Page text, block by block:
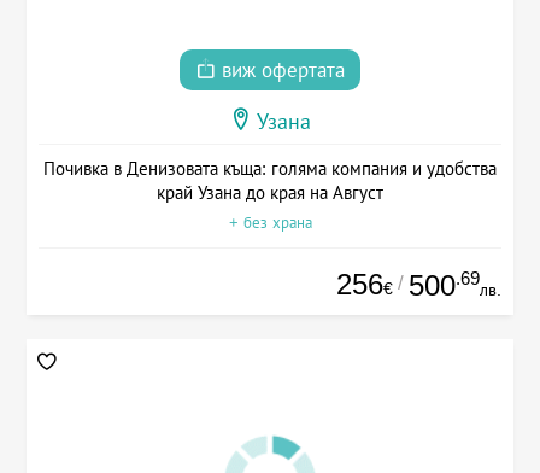
виж офертата
Узана
Почивка в Денизовата къща: голяма компания и удобства
край Узана до края на Август
+ без храна
256€ / 500.69
лв.